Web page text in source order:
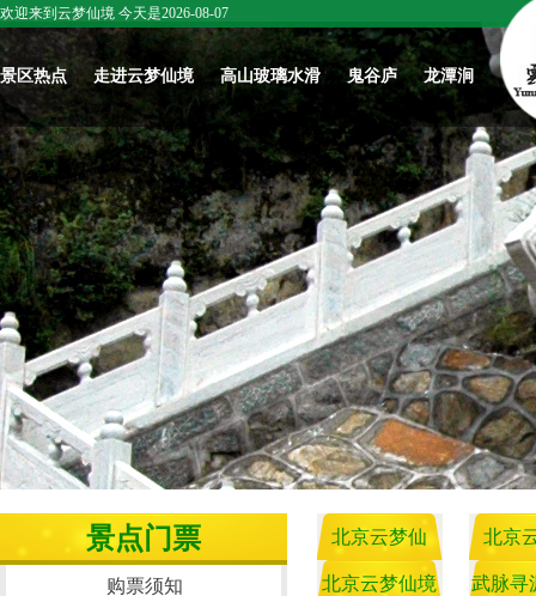
欢迎来到云梦仙境 今天是2026-08-07
景区热点
五一来云梦仙
境！赴一场山
野花海与心跳
冒险之约
庆六一，爱与
温暖共传递
最新活动
往期活动
景区新闻
北京云梦仙境
《祈愿记》
走进云梦仙境
春日开漂|北京
云梦仙境，高
山玻璃水滑踏
春上线啦！
关于我们
怀柔文化
云梦文化
名家作品赏
仙境赋
春日开漂|北京
云梦仙境，高
山玻璃水滑踏
春上线啦！
云梦仙境雪景
欣赏
云梦仙境讲坛3
云梦仙境讲坛1
仙境讲坛2
高山玻璃水滑 鬼谷庐
北京云梦仙
境：鬼谷子智
圣学宫，华夏
智慧一脉正宗
北京云梦仙境
｜智圣学宫：
鬼谷子开坛讲
学，育人成才
的千古道场
北京云梦仙境
｜鬼谷子处世
之道：守正于
心，处事有度
武脉寻源 文兴
未来 ——武林
名家聚首 共商
鬼谷武学传承
北京云梦仙
｜鬼谷子成
之道：立心
正，行事稳
龙潭涧
景点门票
购票须知
北京云梦仙
境：鬼谷子智
北京
境：
北京云梦仙境 武脉寻